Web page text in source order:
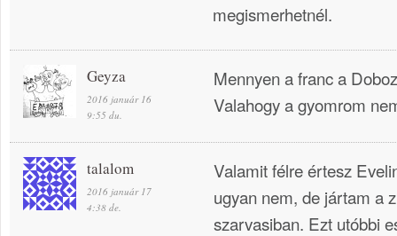
megismerhetnél.
Geyza
2016 január 16
9:55 du.
Mennyen a franc a
Valahogy a gyomrom
talalom
2016 január 17
4:38 de.
Valamit félre értesz
ugyan nem, de jártam a
szarvasiban. Ezt utóbbi